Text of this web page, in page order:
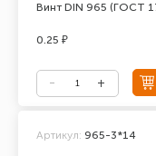
Винт DIN 965 (ГОСТ
0.25 ₽
Артикул: 965-3*14